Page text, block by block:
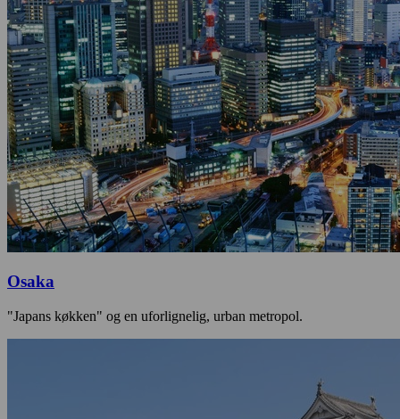
Osaka
"Japans køkken" og en uforlignelig, urban metropol.